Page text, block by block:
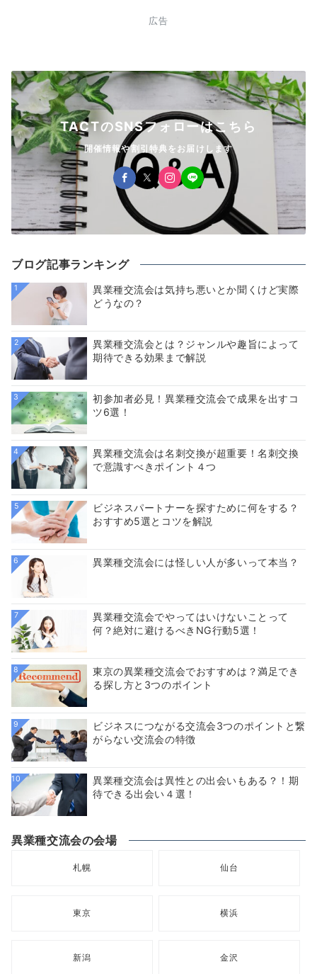
広告
TACTのSNSフォローはこちら
開催情報や割引特典をお届けします
ブログ記事ランキング
1
異業種交流会は気持ち悪いとか聞くけど実際
どうなの？
2
異業種交流会とは？ジャンルや趣旨によって
期待できる効果まで解説
3
初参加者必見！異業種交流会で成果を出すコ
ツ6選！
4
異業種交流会は名刺交換が超重要！名刺交換
で意識すべきポイント４つ
5
ビジネスパートナーを探すために何をする？
おすすめ5選とコツを解説
6 異業種交流会には怪しい人が多いって本当？
7
異業種交流会でやってはいけないことって
何？絶対に避けるべきNG行動5選！
8
東京の異業種交流会でおすすめは？満足でき
る探し方と3つのポイント
9
ビジネスにつながる交流会3つのポイントと繋
がらない交流会の特徴
10
異業種交流会は異性との出会いもある？！期
待できる出会い４選！
異業種交流会の会場
札幌 仙台
東京 横浜
新潟 金沢